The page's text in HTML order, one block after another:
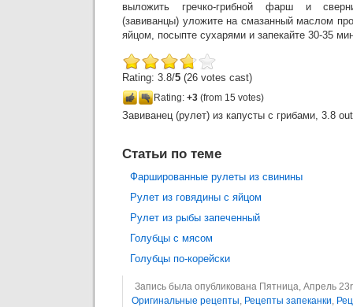
выложить гречко-грибной фарш и
(завиванцы) уложите на смазанный маслом
яйцом, посыпте сухарями и запекайте 30-35
Rating: 3.8/5 (26 votes cast)
Rating: +3 (from 15 votes)
Завиванец (рулет) из капусты с грибами, 3.8
Статьи по теме
Фаршированные рулеты из свинины
Рулет из говядины с яйцом
Рулет из рыбы запеченный
Голубцы с мясом
Голубцы по-корейски
Запись была опубликована Пятница, Апрель
Оригинальные рецепты, Рецепты запеканки,